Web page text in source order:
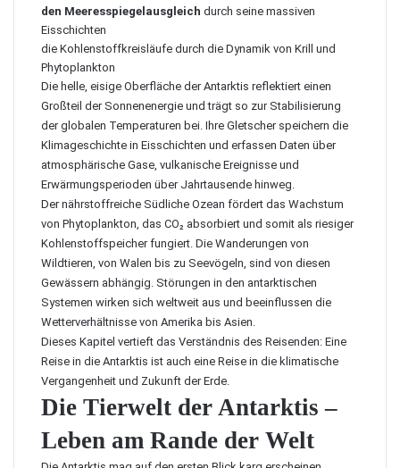
den Meeresspiegelausgleich durch seine massiven
Eisschichten
die Kohlenstoffkreisläufe durch die Dynamik von Krill und
Phytoplankton
Die helle, eisige Oberfläche der Antarktis reflektiert einen
Großteil der Sonnenenergie und trägt so zur Stabilisierung
der globalen Temperaturen bei. Ihre Gletscher speichern die
Klimageschichte in Eisschichten und erfassen Daten über
atmosphärische Gase, vulkanische Ereignisse und
Erwärmungsperioden über Jahrtausende hinweg.
Der nährstoffreiche Südliche Ozean fördert das Wachstum
von Phytoplankton, das CO₂ absorbiert und somit als riesiger
Kohlenstoffspeicher fungiert. Die Wanderungen von
Wildtieren, von Walen bis zu Seevögeln, sind von diesen
Gewässern abhängig. Störungen in den antarktischen
Systemen wirken sich weltweit aus und beeinflussen die
Wetterverhältnisse von Amerika bis Asien.
Dieses Kapitel vertieft das Verständnis des Reisenden: Eine
Reise in die Antarktis ist auch eine Reise in die klimatische
Vergangenheit und Zukunft der Erde.
Die Tierwelt der Antarktis –
Leben am Rande der Welt